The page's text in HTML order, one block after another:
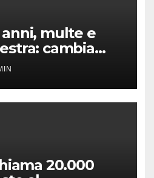
anni, multe e
cambia
allo
20.000